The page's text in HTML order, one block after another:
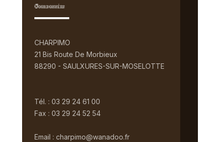
Coordonnées
CHARPIMO
21 Bis Route De Morbieux
88290 - SAULXURES-SUR-MOSELOTTE
Tél. : 03 29 24 61 00
Fax : 03 29 24 52 54
Email : charpimo@wanadoo.fr